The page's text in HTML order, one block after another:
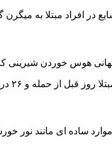
هوس خوردن شیرینی
ساده‌ ای مانند نور